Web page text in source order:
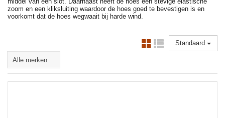
zoom en een kliksluiting waardoor de hoes goed te bevestigen is en
voorkomt dat de hoes wegwaait bij harde wind.
Standaard